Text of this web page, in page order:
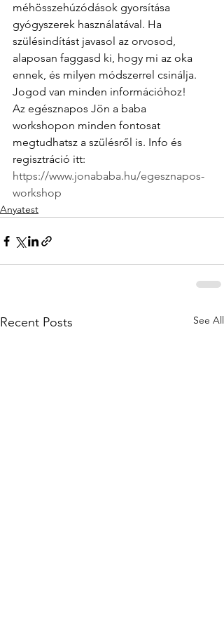
méhösszehúzódások gyorsítása
gyógyszerek használatával. Ha
szülésindítást javasol az orvosod,
alaposan faggasd ki, hogy mi az oka
ennek, és milyen módszerrel csinálja.
Jogod van minden információhoz!
Az egésznapos Jön a baba
workshopon minden fontosat
megtudhatsz a szülésről is. Info és
regisztráció itt:
https://www.jonababa.hu/egesznapos-
workshop
Anyatest
Recent Posts See All